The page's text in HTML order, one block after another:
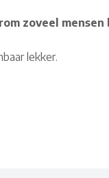
zoveel
lekker.